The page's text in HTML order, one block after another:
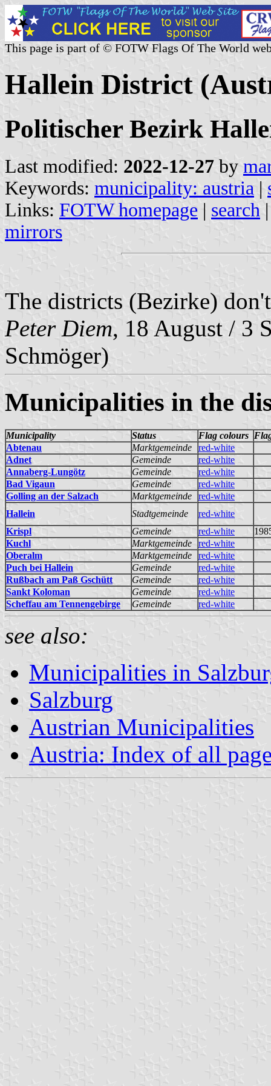
This page is part of © FOTW Flags Of The World
Hallein District
Politischer Bezirk
Last modified: 2022-12-27 by
Keywords: municipality: austria |
Links: FOTW homepage | search
mirrors
The districts (Bezirke)
Peter Diem, 18 August / 3
Schmöger)
Municipalities in the
Municipality Status Flag colours
Abtenau
Marktgemeinde
red-white
Adnet
Gemeinde
red-white
Annaberg-Lungötz
Gemeinde
red-white
Bad Vigaun
Gemeinde
red-white
Golling an der Salzach
Marktgemeinde
red-white
Hallein
Stadtgemeinde
red-white
Krispl
Gemeinde red-white
Kuchl
Marktgemeinde
red-white
Oberalm
Marktgemeinde
red-white
Puch bei Hallein
Gemeinde
red-white
Rußbach am Paß Gschütt
Gemeinde
red-white
Sankt Koloman
Gemeinde
red-white
Scheffau am Tennengebirge
Gemeinde red-white
see also:
Municipalities in
Salzburg
Austrian Municipalities
Austria: Index of all